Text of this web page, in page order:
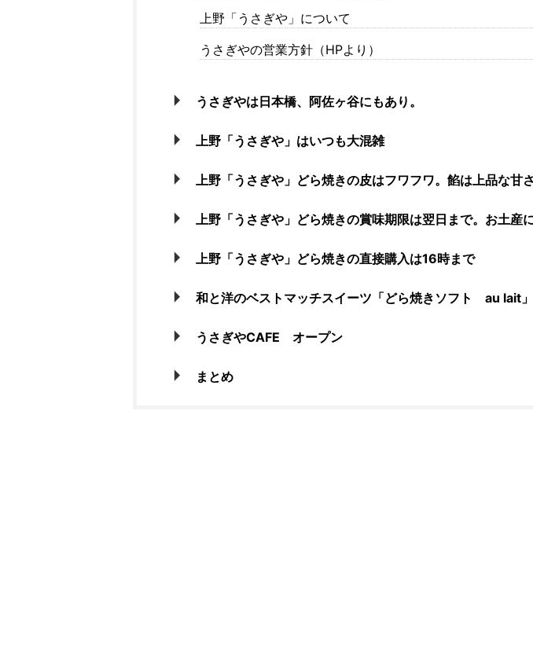
上野「うさぎや」について
うさぎやの営業方針（HPより）
うさぎやは日本橋、阿佐ヶ谷にもあり。
上野「うさぎや」はいつも大混雑
上野「うさぎや」どら焼きの皮はフワフワ。餡は上品な甘さ
上野「うさぎや」どら焼きの賞味期限は翌日まで。お土産
上野「うさぎや」どら焼きの直接購入は16時まで
和と洋のベストマッチスイーツ「どら焼きソフト au lait」
うさぎやCAFE オープン
まとめ